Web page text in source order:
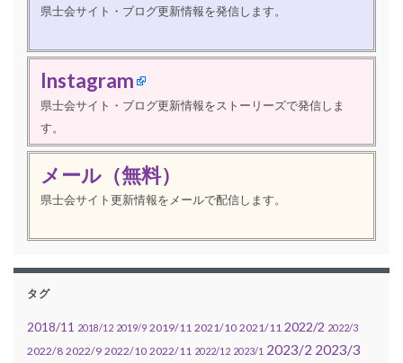
県士会サイト・ブログ更新情報を発信します。
Instagram
県士会サイト・ブログ更新情報をストーリーズで発信しま
す。
メール（無料）
県士会サイト更新情報をメールで配信します。
タグ
2018/11 2018/12 2019/9 2019/11 2021/10 2021/11 2022/2 2022/3
2022/8 2022/9 2022/10 2022/11 2022/12 2023/1 2023/2 2023/3